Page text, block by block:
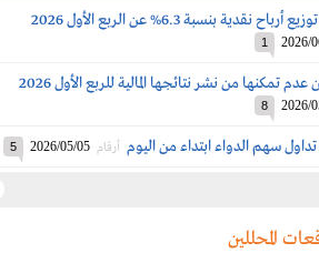
نقدية بنسبة 6.3% عن الربع الأول 2026
2026/
1
تمكنها من نشر نتائجها المالية للربع الأول 2026
2026/
8
سهم الدواء ابتداء من اليوم أرقام 2026/05/05
5
المحللين